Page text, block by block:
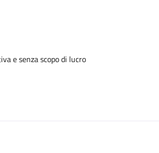
e senza scopo di lucro